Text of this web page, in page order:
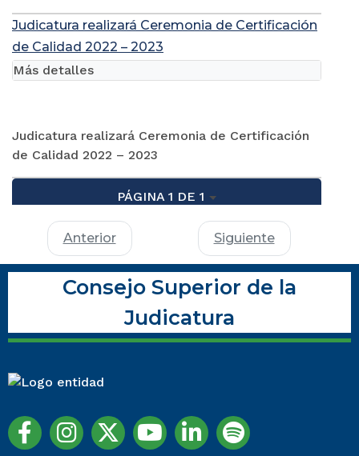
Judicatura realizará Ceremonia de Certificación
de Calidad 2022 – 2023
Judicatura realizará Ceremonia de Certificación
de Calidad 2022 – 2023
Más detalles
PÁGINA 1 DE 1
Anterior Siguiente
Consejo Superior de la
Judicatura